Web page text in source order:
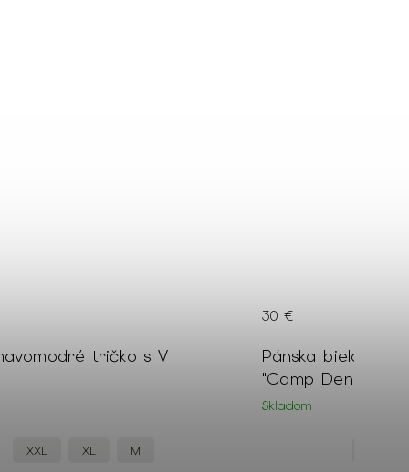
tričko s V
XXL XL M
Pánska biela
"Camp Denim"
Skladom
30 €